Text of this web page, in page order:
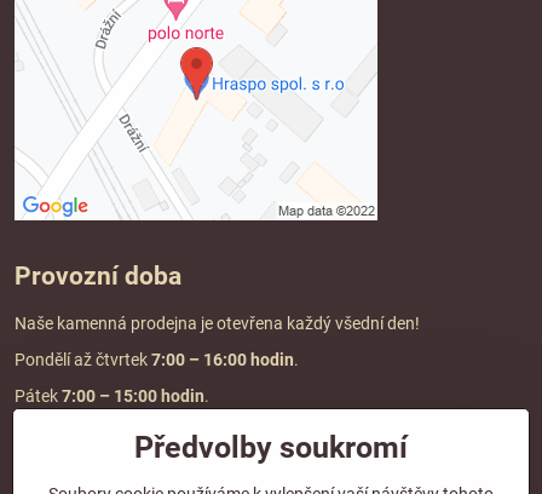
Provozní doba
Naše kamenná prodejna je otevřena každý všední den!
Pondělí až čtvrtek7:00 – 16:00 hodin.
Pátek7:00 – 15:00 hodin.
Doprava a platba
Předvolby soukromí